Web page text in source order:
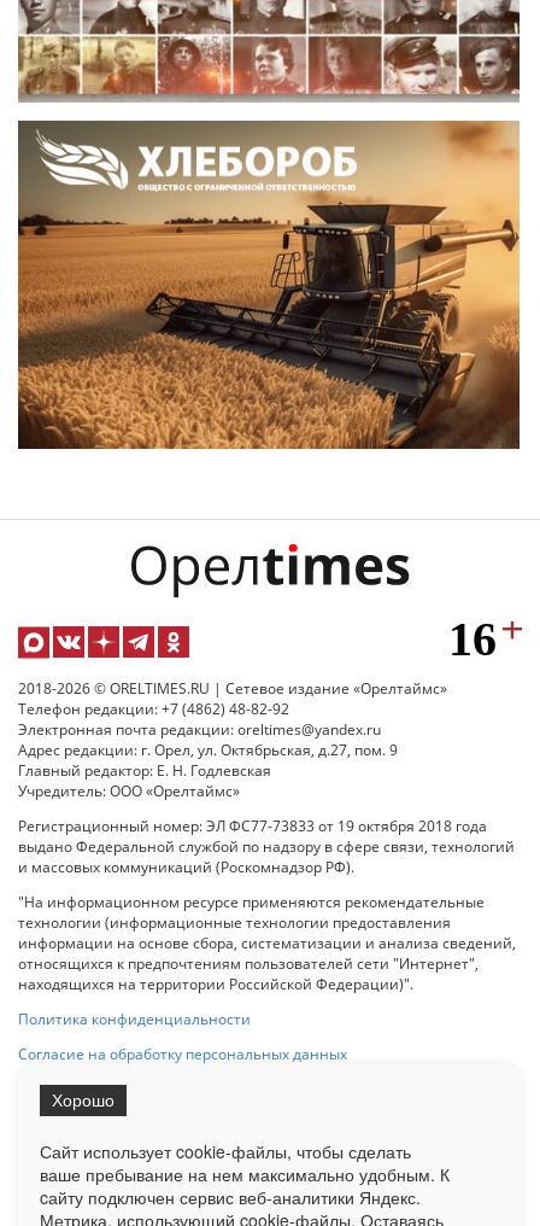
2018-2026 © ORELTIMES.RU | Сетевое издание «Орелтаймс»
Телефон редакции: +7 (4862) 48-82-92
Электронная почта редакции: oreltimes@yandex.ru
Адрес редакции: г. Орел, ул. Октябрьская, д.27, пом. 9
Главный редактор: Е. Н. Годлевская
Учредитель: ООО «Орелтаймс»
Регистрационный номер: ЭЛ ФС77-73833 от 19 октября 2018 года
выдано Федеральной службой по надзору в сфере связи, технологий
и массовых коммуникаций (Роскомнадзор РФ).
"На информационном ресурсе применяются рекомендательные
технологии (информационные технологии предоставления
информации на основе сбора, систематизации и анализа сведений,
относящихся к предпочтениям пользователей сети "Интернет",
находящихся на территории Российской Федерации)".
Политика конфиденциальности
Согласие на обработку персональных данных
на Сетевое издание «ОрелТаймс» обязательна.
Ограниченная статистика посещаемости доступна на сайте
Liveinternet.ru . Подробная статистика для рекламодателей по запросу
Сайт использует cookie-файлы, чтобы сделать
ваше пребывание на нем максимально удобным. К
cайту подключен сервис веб-аналитики Яндекс.
Метрика, использующий cookie-файлы. Оставаясь
Хорошо